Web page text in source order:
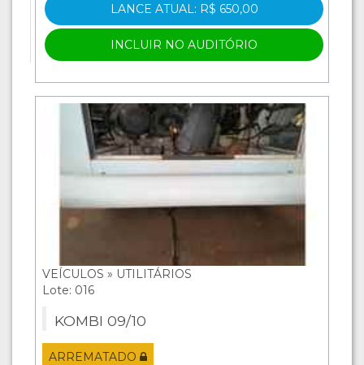
LANCE ATUAL: R$ 650,00
INCLUIR NO AUDITÓRIO
VEÍCULOS » UTILITÁRIOS
Lote: 016
KOMBI 09/10
ARREMATADO